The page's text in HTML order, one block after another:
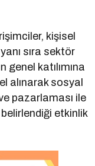
kişisel
sıra sektör
katılımına
alınarak sosyal
pazarlaması ile
etkinlik